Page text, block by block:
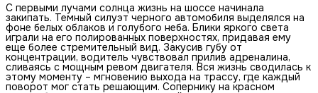
С первыми лучами солнца жизнь на шоссе начинала
закипать. Темный силуэт черного автомобиля выделялся на
фоне белых облаков и голубого неба. Блики яркого света
играли на его полированных поверхностях, придавая ему
еще более стремительный вид. Закусив губу от
концентрации, водитель чувствовал прилив адреналина,
сливаясь с мощным ревом двигателя. Вся жизнь сводилась к
этому моменту – мгновению выхода на трассу, где каждый
поворот мог стать решающим. Сопернику на красном